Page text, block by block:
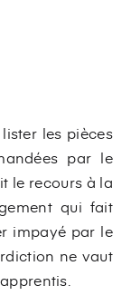
les pièces
par le
le recours à la
qui fait
impayé par le
ne vaut